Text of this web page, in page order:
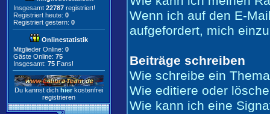
Insgesamt 22787 registriert!
Registriert heute: 0
Registriert gestern: 0
Onlinestatistik
Mitglieder Online: 0
Gäste Online: 75
Insgesamt: 75 Fans!
Du kannst dich hier kostenfrei
registrieren
Wenn ich auf den E-
aufgefordert, mich
Beiträge schreiben
Wie schreibe ein
Wie editiere oder
Wie kann ich eine